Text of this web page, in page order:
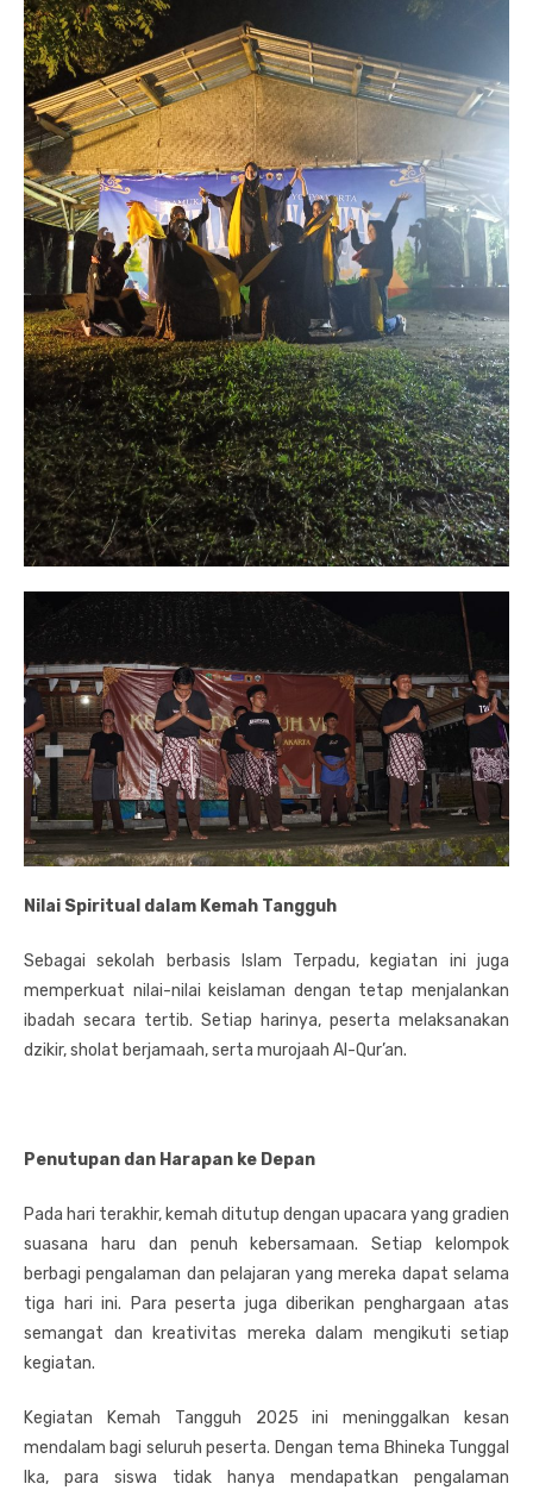
Nilai Spiritual dalam Kemah Tangguh
Sebagai sekolah berbasis Islam Terpadu, kegiatan ini juga
memperkuat nilai-nilai keislaman dengan tetap menjalankan
ibadah secara tertib. Setiap harinya, peserta melaksanakan
dzikir, sholat berjamaah, serta murojaah Al-Qur’an.
Penutupan dan Harapan ke Depan
Pada hari terakhir, kemah ditutup dengan upacara yang gradien
suasana haru dan penuh kebersamaan. Setiap kelompok
berbagi pengalaman dan pelajaran yang mereka dapat selama
tiga hari ini. Para peserta juga diberikan penghargaan atas
semangat dan kreativitas mereka dalam mengikuti setiap
kegiatan.
Kegiatan Kemah Tangguh 2025 ini meninggalkan kesan
mendalam bagi seluruh peserta. Dengan tema Bhineka Tunggal
Ika, para siswa tidak hanya mendapatkan pengalaman